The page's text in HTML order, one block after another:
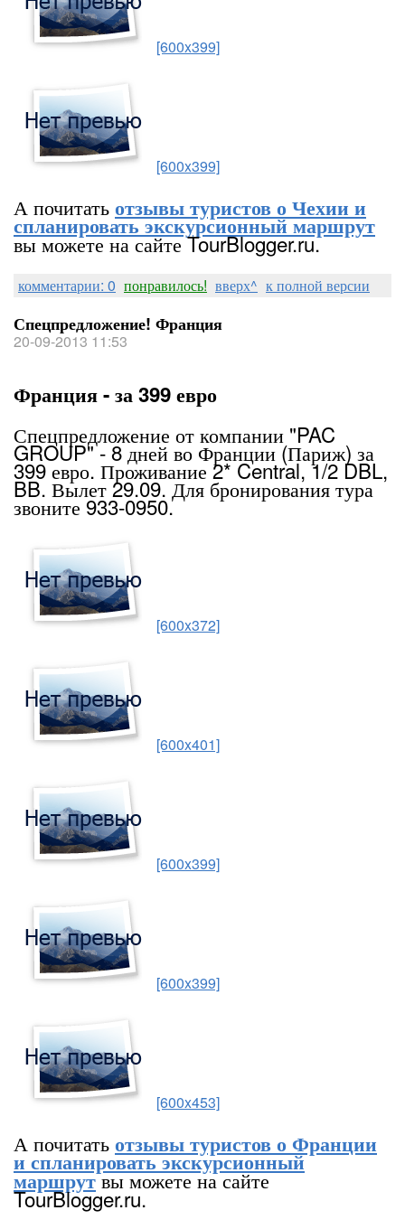
[600x399]
[600x399]
А почитатьотзывы туристов о Чехии и
спланировать экскурсионный маршрут
вы можете на сайте TourBlogger.ru.
комментарии: 0 понравилось! вверх^ к полной версии
Спецпредложение! Франция
20-09-2013 11:53
Франция - за 399 евро
Спецпредложение от компании "PAC
GROUP" - 8 дней во Франции (Париж) за
399 евро. Проживание 2* Central, 1/2 DBL,
BB. Вылет 29.09. Для бронирования тура
звоните 933-0950.
[600x372]
[600x401]
[600x399]
[600x399]
[600x453]
А почитатьотзывы туристов о Франции
и спланировать экскурсионный
маршрутвы можете на сайте
TourBlogger.ru.